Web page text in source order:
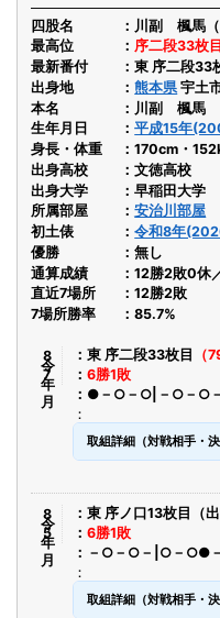
四股名
川副 楓馬
最高位
序二段33枚目
最新番付
東 序二段33
出身地
熊本県 宇土
本名
川副 楓馬
生年月日
平成15年
身長・体重
170cm・
出身高校
文徳高校
出身大学
早稲田大学
所属部屋
安治川部屋
初土俵
令和8年
優勝
無し
通算成績
12勝2敗0休
直近7場所
12勝2敗
7場所勝率
85.7%
令8年7月 東 序二段33枚目
（
6勝1敗
●－○－○|－○－○
取組詳細（対戦相手・決
令8年5月
東 序ノ口13枚目（出
6勝1敗
－○－○－|○－○●
取組詳細（対戦相手・決